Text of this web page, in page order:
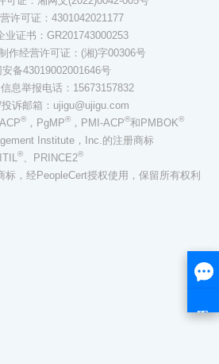
许可证：4301042021177
业证书：GR201743000253
作经营许可证：(湘)字00306号
备43019002001646号
息举报电话：15673157832
诉邮箱：ujigu@ujigu.com
®，PgMP®，PMI-ACP®和PMBOK®
Institute，Inc.的注册商标
ITIL®、PRINCE2®
标，经PeopleCert授权使用，保留所有权利